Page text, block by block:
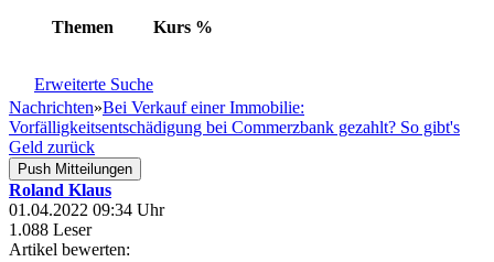
Themen Kurs %
Erweiterte Suche
Nachrichten»Bei Verkauf einer Immobilie:
Vorfälligkeitsentschädigung bei Commerzbank gezahlt? So gibt's
Geld zurück
Push Mitteilungen
Roland Klaus
01.04.2022 09:34 Uhr
1.088 Leser
Artikel bewerten: